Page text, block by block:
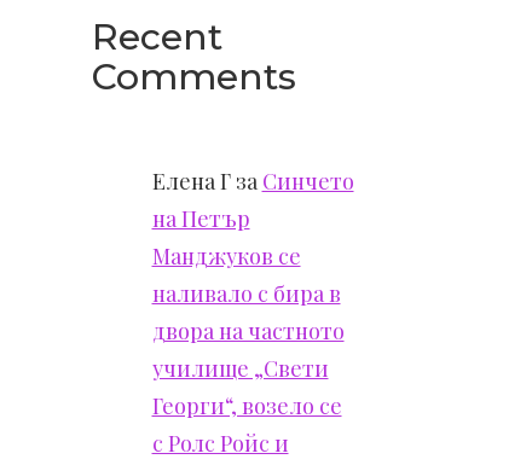
Recent
Comments
Елена Гза Синчето
на Петър
Манджуков се
наливало с бира в
двора на частното
училище „Свети
Георги“, возело се
с Ролс Ройс и